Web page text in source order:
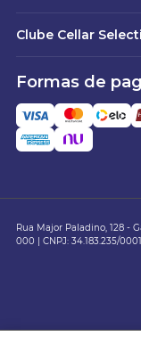
Clube Cellar
Formas de
Rua Major Paladino, 128 -
000 | CNPJ: 34.183.235/